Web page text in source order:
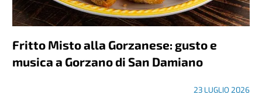
Fritto Misto alla Gorzanese: gusto e
musica a Gorzano di San Damiano
23 LUGLIO 2026